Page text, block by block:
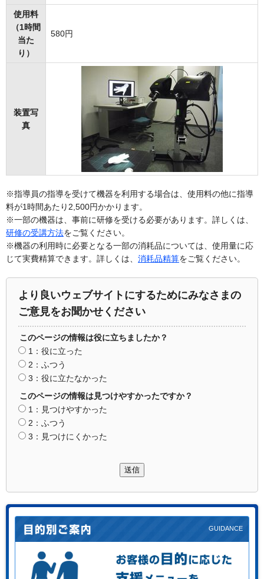
使用料
（1時間
当た
り）
580円
装置写
真
※指導員の指導を受けて機器を利用する場合は、使用料の他に指導
料が1時間あたり2,500円かかります。
※一部の機器は、事前に研修を受ける必要があります。詳しくは、
研修の受講方法をご覧ください。
※機器の利用時に必要となる一部の消耗品については、使用量に応
じて実費精算できます。詳しくは、 消耗品精算をご覧ください。
より良いウェブサイトにするためにみなさまの
ご意見をお聞かせください
このページの情報は役に立ちましたか？
1：役に立った
2：ふつう
3：役に立たなかった
このページの情報は見つけやすかったですか？
1：見つけやすかった
2：ふつう
3：見つけにくかった
送信